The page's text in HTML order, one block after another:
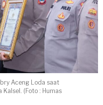
Aceng Loda saat
(Foto : Humas